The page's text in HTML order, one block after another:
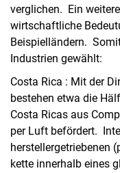
verglichen. Ein
wirtschaftliche
Beispielländern.
Industrien
Costa Rica : Mit der
bestehen etwa die
Costa Ricas aus
per Luft befördert.
herstellergetriebenen
kette innerhalb eines